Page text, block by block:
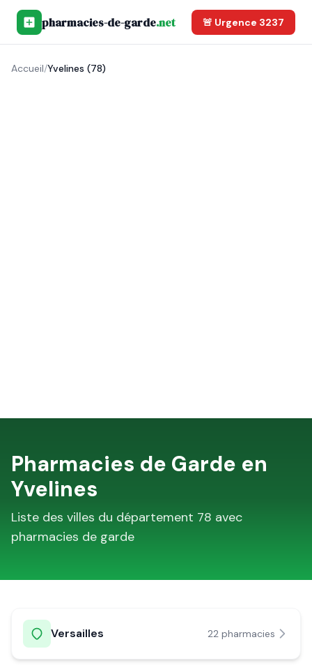
pharmacies-de-garde.net 🚨 Urgence 3237
Accueil/Yvelines (78)
Pharmacies de Garde en
Yvelines
Liste des villes du département 78 avec
pharmacies de garde
Versailles 22 pharmacies